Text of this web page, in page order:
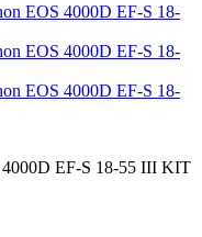
4000D EF-S 18-55 III KIT